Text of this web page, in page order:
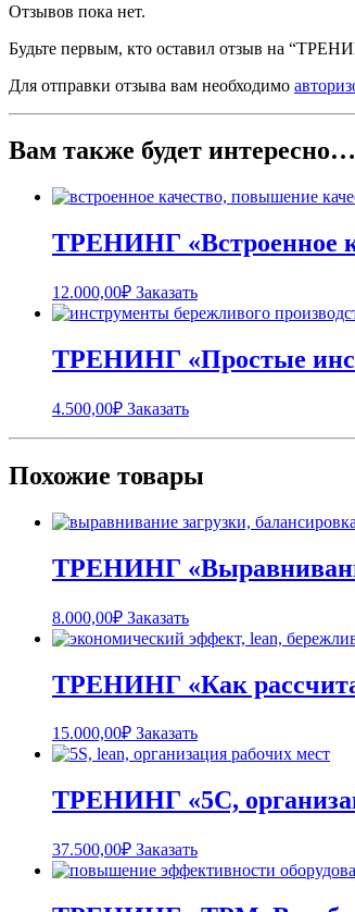
Отзывов пока нет.
Будьте первым, кто оставил отзыв на
Для отправки отзыва вам необходимо
Вам также будет интересно…
ТРЕНИНГ «Встроенное
12.000,00₽ Заказать
ТРЕНИНГ «Простые
4.500,00₽ Заказать
Похожие товары
ТРЕНИНГ
8.000,00₽ Заказать
ТРЕНИНГ «Как
15.000,00₽ Заказать
ТРЕНИНГ «5С,
37.500,00₽ Заказать